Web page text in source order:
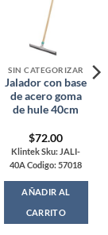
SIN CATEGORIZAR
Jalador con base
de acero goma
de hule 40cm
$72.00
Klintek Sku: JALI-
40A Codigo: 57018
AÑADIR AL
CARRITO